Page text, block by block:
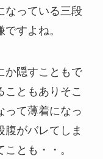
なっている三段
すよね。
か隠すこともで
こともありそこ
って薄着になっ
腹がバレてしま
とも・・。